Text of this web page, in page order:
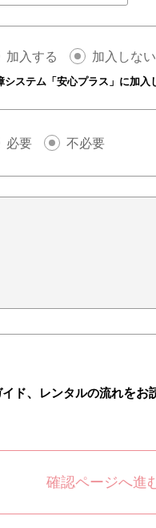
加入する 加入しない
システム「安心プラス」に加入
必要 不必要
ド、 レンタルの流れをお
確認ページへ進